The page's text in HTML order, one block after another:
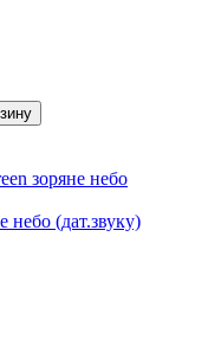
(дат.звуку)